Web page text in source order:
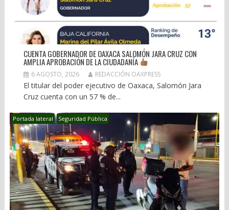
CUENTA GOBERNADOR DE OAXACA SALOMÓN JARA CRUZ CON
AMPLIA APROBACIÓN DE LA CIUDADANÍA
6 AGOSTO, 2026 REDACCIÓN OAXPRESS
El titular del poder ejecutivo de Oaxaca, Salomón Jara
Cruz cuenta con un 57 % de...
Portada lateral Seguridad Pública